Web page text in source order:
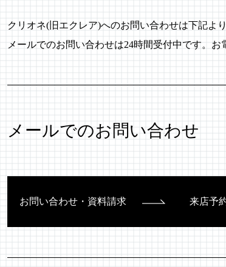
クリオネ(旧エクレア)へのお問い合わせは下記よ
メールでのお問い合わせは24時間受付中です。
メールでのお問い合わせ
お問い合わせ・資料請求 来店予